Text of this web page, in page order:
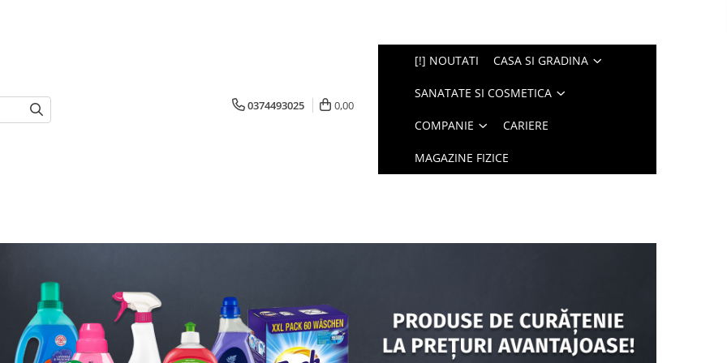
0374493025 0,00
[!] NOUTATI CASA SI GRADINA
SANATATE SI COSMETICA
COMPANIE CARIERE
MAGAZINE FIZICE